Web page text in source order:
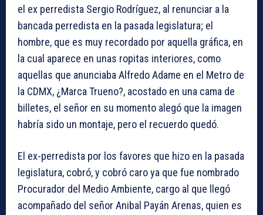
el ex perredista Sergio Rodríguez, al renunciar a la
bancada perredista en la pasada legislatura; el
hombre, que es muy recordado por aquella gráfica, en
la cual aparece en unas ropitas interiores, como
aquellas que anunciaba Alfredo Adame en el Metro de
la CDMX, ¿Marca Trueno?, acostado en una cama de
billetes, el señor en su momento alegó que la imagen
habría sido un montaje, pero el recuerdo quedó.
El ex-perredista por los favores que hizo en la pasada
legislatura, cobró, y cobró caro ya que fue nombrado
Procurador del Medio Ambiente, cargo al que llegó
acompañado del señor Anibal Payán Arenas, quien es